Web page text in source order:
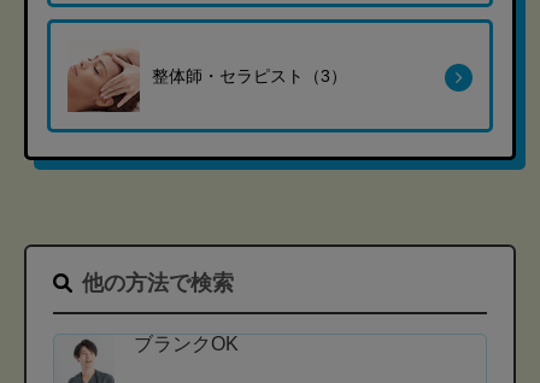
整体師・セラピスト（3）
他の方法で検索
ブランクOK